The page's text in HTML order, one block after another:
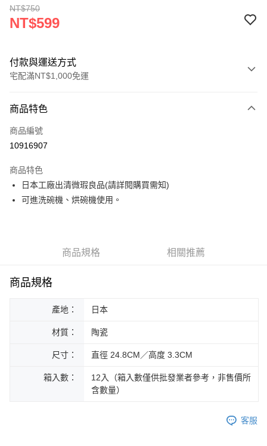
NT$750
NT$599
付款與運送方式
宅配滿NT$1,000免運
信用卡一次付款
LINE Pay
運送方式
商品特色
商品編號
10916907
商品特色
日本工廠出清微瑕良品(請詳閱購買需知)
可進洗碗機、烘碗機使用。
商品規格 相關推薦
商品規格
產地： 日本
材質： 陶瓷
尺寸： 直徑 24.8CM／高度 3.3CM
箱入數：
12入（箱入數僅供批發業者參考，非售價所
含數量）
客服